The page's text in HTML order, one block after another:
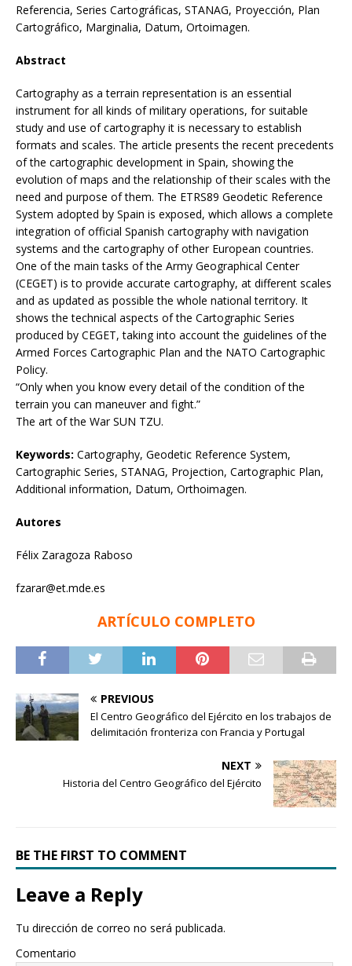
Referencia, Series Cartográficas, STANAG, Proyección, Plan
Cartográfico, Marginalia, Datum, Ortoimagen.
Abstract
Cartography as a terrain representation is an essential
instrument for all kinds of military operations, for suitable
study and use of cartography it is necessary to establish
formats and scales. The article presents the recent precedents
of the cartographic development in Spain, showing the
evolution of maps and the relationship of their scales with the
need and purpose of them. The ETRS89 Geodetic Reference
System adopted by Spain is exposed, which allows a complete
integration of official Spanish cartography with navigation
systems and the cartography of other European countries.
One of the main tasks of the Army Geographical Center
(CEGET) is to provide accurate cartography, at different scales
and as updated as possible the whole national territory. It
shows the technical aspects of the Cartographic Series
produced by CEGET, taking into account the guidelines of the
Armed Forces Cartographic Plan and the NATO Cartographic
Policy.
“Only when you know every detail of the condition of the
terrain you can maneuver and fight.”
The art of the War SUN TZU.
Keywords: Cartography, Geodetic Reference System,
Cartographic Series, STANAG, Projection, Cartographic Plan,
Additional information, Datum, Orthoimagen.
Autores
Félix Zaragoza Raboso
fzarar@et.mde.es
ARTÍCULO COMPLETO
PREVIOUS
El Centro Geográfico del Ejército en los trabajos de
delimitación fronteriza con Francia y Portugal
NEXT
Historia del Centro Geográfico del Ejército
BE THE FIRST TO COMMENT
Leave a Reply
Tu dirección de correo no será publicada.
Comentario